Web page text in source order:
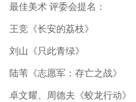
最佳美术 评委会提名：
王竞《长安的荔枝》
刘山《只此青绿》
陆苇《志愿军：存亡之战》
卓文耀、周德夫《蛟龙行动》